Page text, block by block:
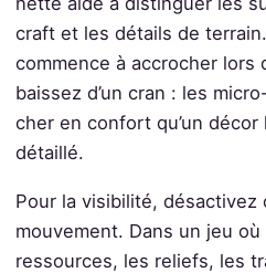
craft et les détails de
commence à accrocher lors
baissez d’un cran : les
cher en confort qu’un
détaillé.
Pour la visibilité,
mouvement. Dans un jeu
ressources, les reliefs, les